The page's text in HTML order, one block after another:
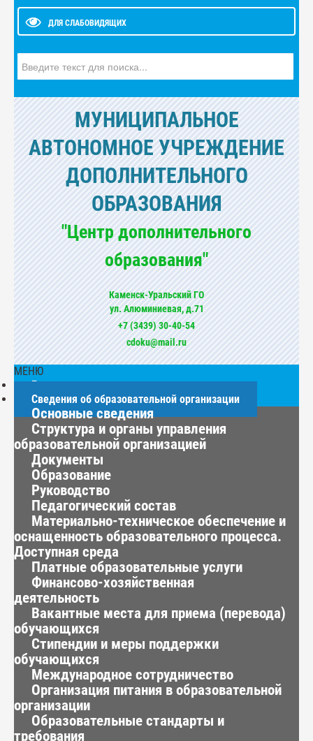
ДЛЯ СЛАБОВИДЯЩИХ
МУНИЦИПАЛЬНОЕ
АВТОНОМНОЕ УЧРЕЖДЕНИЕ
ДОПОЛНИТЕЛЬНОГО
ОБРАЗОВАНИЯ
"Центр дополнительного
образования"
Каменск-Уральский ГО
ул. Алюминиевая, д.71
+7 (3439) 30-40-54
cdoku@mail.ru
МЕНЮ
Главная
Сведения об образовательной организации
Основные сведения
Структура и органы управления
образовательной организацией
Документы
Образование
Руководство
Педагогический состав
Материально-техническое обеспечение и
оснащенность образовательного процесса.
Доступная среда
Платные образовательные услуги
Финансово-хозяйственная
деятельность
Вакантные места для приема (перевода)
обучающихся
Стипендии и меры поддержки
обучающихся
Международное сотрудничество
Организация питания в образовательной
организации
Образовательные стандарты и
требования